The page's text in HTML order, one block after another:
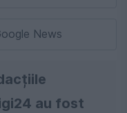
News
au fost